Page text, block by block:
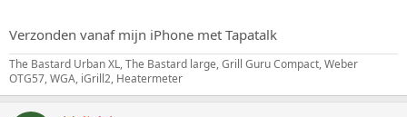
Verzonden vanaf mijn iPhone met Tapatalk
The Bastard Urban XL, The Bastard large, Grill Guru Compact, Weber
OTG57, WGA, iGrill2, Heatermeter